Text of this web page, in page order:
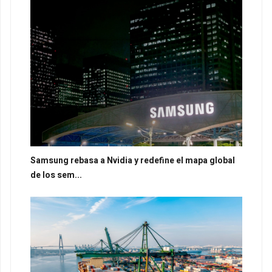
Samsung rebasa a Nvidia y redefine el mapa global
de los sem...